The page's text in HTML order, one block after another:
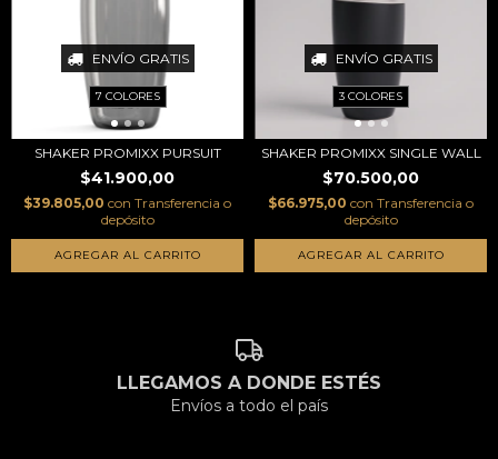
ENVÍO GRATIS
7 COLORES
SHAKER PROMIXX PURSUIT
$41.900,00
$39.805,00 con Transferencia o
depósito
AGREGAR AL CARRITO
ENVÍO GRATIS
3 COLORES
SHAKER PROMIXX SINGLE WALL
$70.500,00
$66.975,00 con Transferencia o
depósito
AGREGAR AL CARRITO
LLEGAMOS A DONDE ESTÉS
Envíos a todo el país